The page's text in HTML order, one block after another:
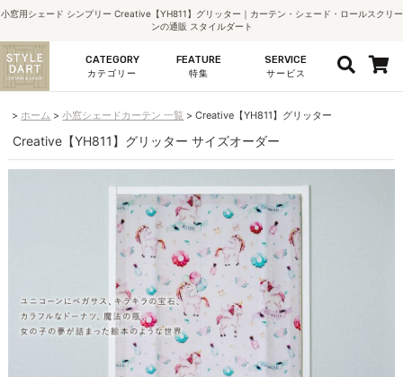
小窓用シェード シンプリー Creative【YH811】グリッター｜カーテン・シェード・ロールスクリー
ンの通販 スタイルダート
CATEGORY
カテゴリー
FEATURE
特集
SERVICE
サービス
ホーム 小窓シェードカーテン 一覧 Creative【YH811】グリッター
Creative【YH811】グリッター サイズオーダー